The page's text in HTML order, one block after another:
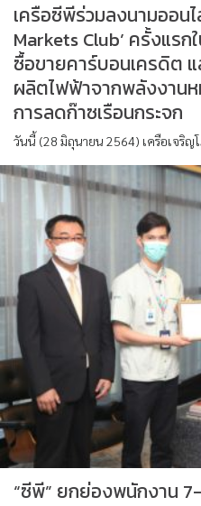
เครือซีพีร่วมลงนามออน
Markets Club’ ครั้งแร
ซื้อขายคาร์บอนเครดิต
ผลิตไฟฟ้าจากพลังงาน
การลดก๊าซเรือนกระจก
วันนี้ (28 มิถุนายน 2564) เครือเจ
“ซีพี” ยกย่องพนักงาน